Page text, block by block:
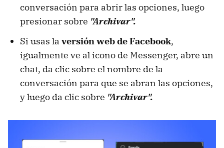
conversación para abrir las opciones, luego
presionar sobre "Archivar".
Si usas la versión web de Facebook,
igualmente ve al icono de Messenger, abre un
chat, da clic sobre el nombre de la
conversación para que se abran las opciones,
y luego da clic sobre "Archivar".